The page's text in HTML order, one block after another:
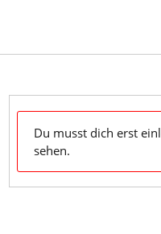
Dein Klaviyo-Support
Du musst dich erst
sehen.